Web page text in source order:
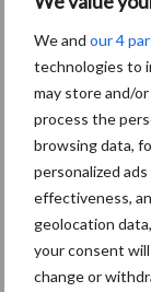
We and our 4
technologies to
may store and/
process the
browsing data,
personalized
effectiveness,
geolocation
your consent will
change or
Maak uw